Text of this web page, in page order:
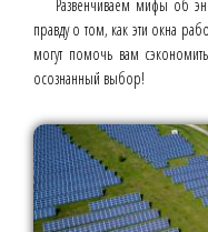
Развенчиваем мифы об
правду о том, как эти окна
могут помочь вам
осознанный выбор!